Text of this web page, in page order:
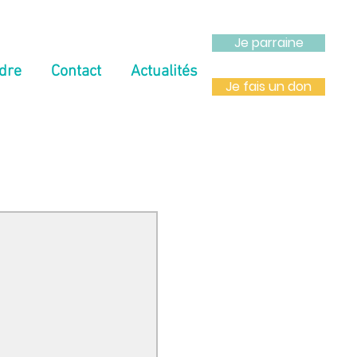
Contact Actualités
Je parraine
Je fais un don